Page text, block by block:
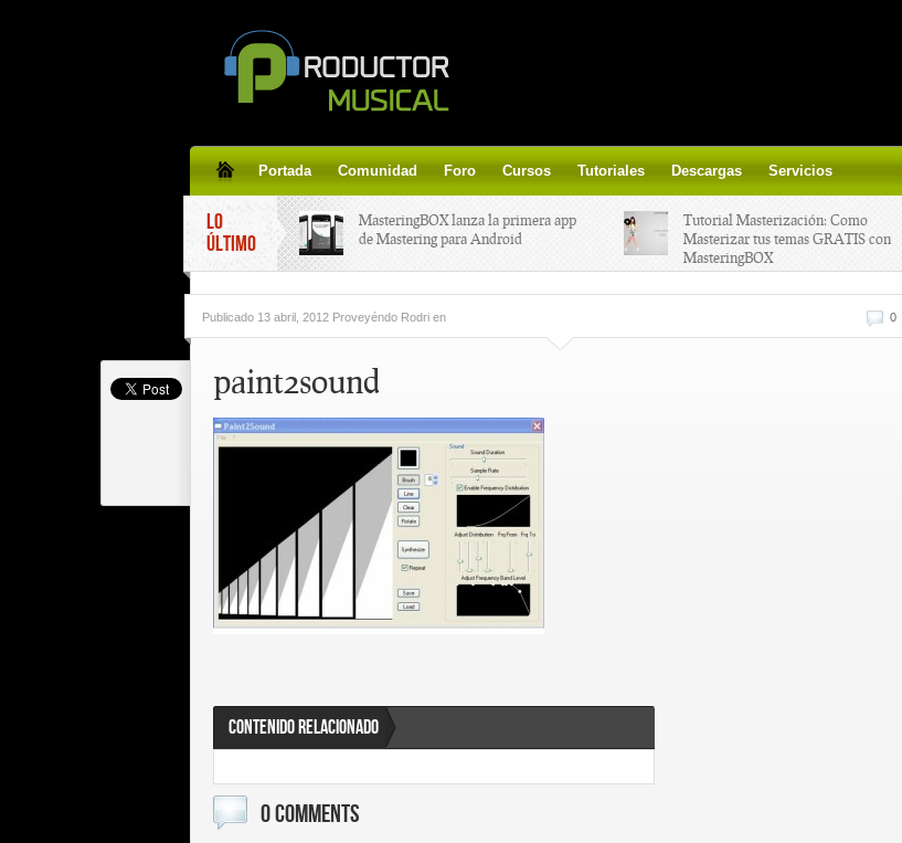
Portada Comunidad Foro Cursos Tutoriales Descargas Servicios
LO
ÚLTIMO
MasteringBOX lanza la primera app
de Mastering para Android
Tutorial Masterización: Como
Masterizar tus temas GRATIS con
MasteringBOX
line gratis!
Yalp crea Fono, Lleva la escena DJ a
Korg lanza SDD-3000, el nuevo
Tutorial de CLA Effects, aprende a
aplicar efectos a tus voces.
0
Publicado 13 abril, 2012 Proveyéndo Rodri en
paint2sound
CONTENIDO RELACIONADO
0 COMMENTS